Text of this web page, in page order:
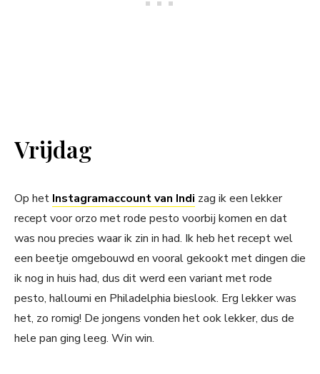
Vrijdag
Op het Instagramaccount van Indi zag ik een lekker
recept voor orzo met rode pesto voorbij komen en dat
was nou precies waar ik zin in had. Ik heb het recept wel
een beetje omgebouwd en vooral gekookt met dingen die
ik nog in huis had, dus dit werd een variant met rode
pesto, halloumi en Philadelphia bieslook. Erg lekker was
het, zo romig! De jongens vonden het ook lekker, dus de
hele pan ging leeg. Win win.